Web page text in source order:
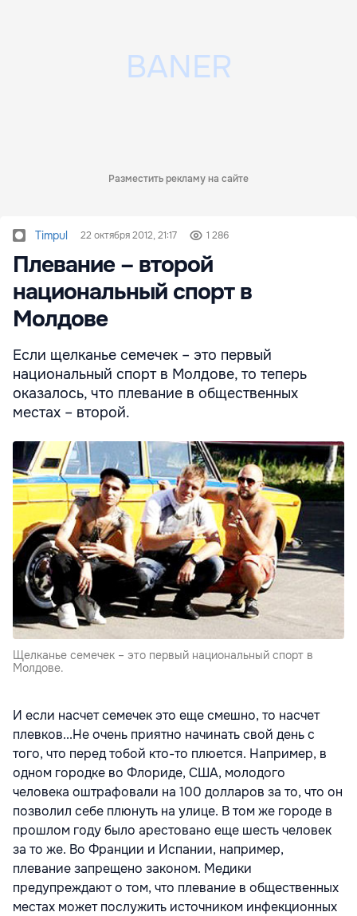
Разместить рекламу на сайте
Timpul 22 октября 2012, 21:17 1 286
Плевание – второй
национальный спорт в
Молдове
Если щелканье семечек – это первый
национальный спорт в Молдове, то теперь
оказалось, что плевание в общественных
местах – второй.
Щелканье семечек – это первый национальный спорт в
Молдове.
И если насчет семечек это еще смешно, то насчет
плевков...Не очень приятно начинать свой день с
того, что перед тобой кто-то плюется. Например, в
одном городке во Флориде, США, молодого
человека оштрафовали на 100 долларов за то, что он
позволил себе плюнуть на улице. В том же городе в
прошлом году было арестовано еще шесть человек
за то же. Во Франции и Испании, например,
плевание запрещено законом. Медики
предупреждают о том, что плевание в общественных
местах может послужить источником инфекционных